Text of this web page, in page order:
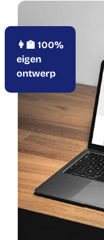
👩‍🏫 100%
eigen
ontwerp